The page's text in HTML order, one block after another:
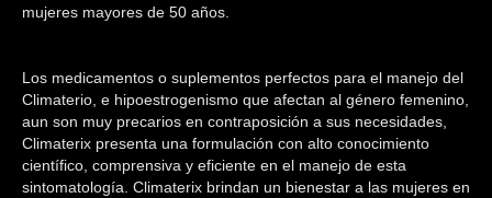
Diabetes
Efectuar Compra
Realizar Pedido
mujeres mayores de 50 años.
Los medicamentos o suplementos perfectos para el manejo del
Climaterio, e hipoestrogenismo que afectan al género femenino,
aun son muy precarios en contraposición a sus necesidades,
Climaterix presenta una formulación con alto conocimiento
científico, comprensiva y eficiente en el manejo de esta
sintomatología. Climaterix brindan un bienestar a las mujeres en